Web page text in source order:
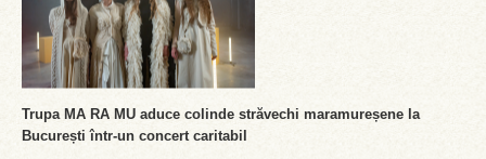
Trupa MA RA MU aduce colinde străvechi maramureșene la
București într-un concert caritabil